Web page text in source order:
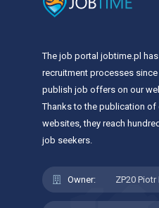
The job portal jobtime.pl
recruitment processes since
publish job offers on our
Thanks to the publication
websites, they reach
job seekers.
Owner: ZP20